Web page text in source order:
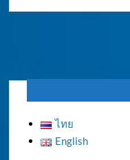
ไทย
English